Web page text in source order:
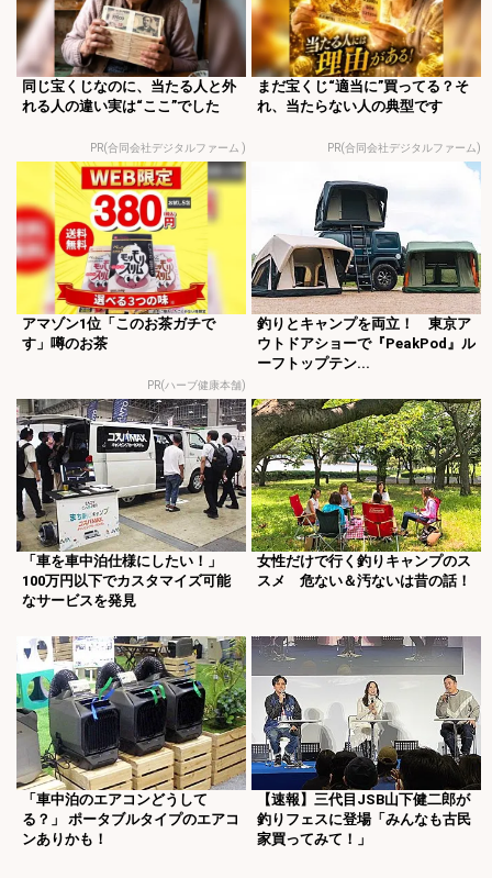
同じ宝くじなのに、当たる人と外
れる人の違い実は“ここ”でした
PR(合同会社デジタルファーム )
まだ宝くじ“適当に”買ってる？そ
れ、当たらない人の典型です
PR(合同会社デジタルファーム)
アマゾン1位「このお茶ガチで
す」噂のお茶
PR(ハーブ健康本舗)
釣りとキャンプを両立！ 東京ア
ウトドアショーで『PeakPod』ル
ーフトップテン...
「車を車中泊仕様にしたい！」
100万円以下でカスタマイズ可能
なサービスを発見
女性だけで行く釣りキャンプのス
スメ 危ない＆汚ないは昔の話！
「車中泊のエアコンどうして
る？」 ポータブルタイプのエアコ
ンありかも！
【速報】三代目JSB山下健二郎が
釣りフェスに登場「みんなも古民
家買ってみて！」